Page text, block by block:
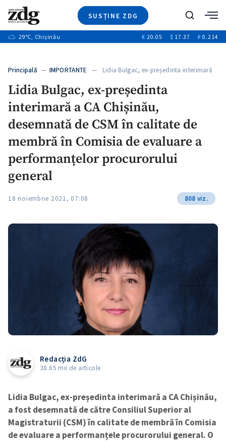
SUSȚINE ZDG
Ştiri
+6
Video
Special
+1
+1
+2
ZdGust
Caută
29°C, Chișinău € 20.05 $ 17.37 ₽ 0.214
Principală — IMPORTANTE — Lidia Bulgac, ex-președinta interimară
Lidia Bulgac, ex-președinta
interimară a CA Chișinău,
desemnată de CSM în calitate de
membră în Comisia de evaluare a
performanțelor procurorului
general
18 noiembrie 2021, 07:08 808 viz.
Redacția ZdG
38.65 mii de articole
Lidia Bulgac, ex-președinta interimară a CA Chișinău,
a fost desemnată de către Consiliul Superior al
Magistraturii (CSM) în calitate de membră în Comisia
de evaluare a performanțele procurorului general. O